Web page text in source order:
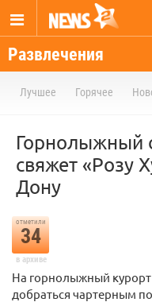
Развлечения
Лучшее Горячее
Горнолыжный
свяжет «Розу
Дону
отметили
34
в архиве
На горнолыжный
добраться чартерным